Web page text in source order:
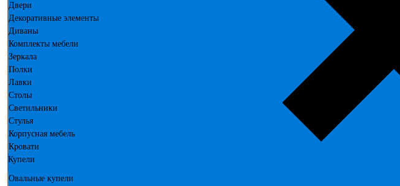
Двери
Декоративные элементы
Диваны
Комплекты мебели
Зеркала
Полки
Лавки
Столы
Светильники
Стулья
Корпусная мебель
Кровати
Купели
Овальные купели